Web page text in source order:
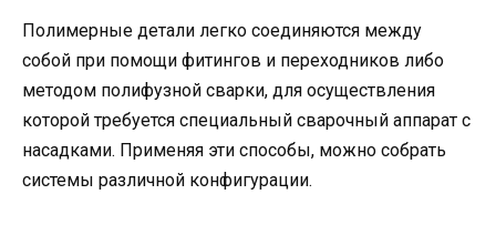
Полимерные детали легко соединяются между
собой при помощи фитингов и переходников либо
методом полифузной сварки, для осуществления
которой требуется специальный сварочный аппарат с
насадками. Применяя эти способы, можно собрать
системы различной конфигурации.